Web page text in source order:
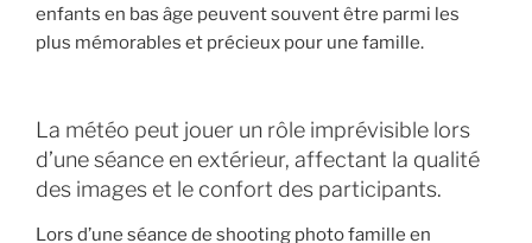
enfants en bas âge peuvent souvent être parmi les
plus mémorables et précieux pour une famille.
La météo peut jouer un rôle imprévisible lors
d’une séance en extérieur, affectant la qualité
des images et le confort des participants.
Lors d’une séance de shooting photo famille en